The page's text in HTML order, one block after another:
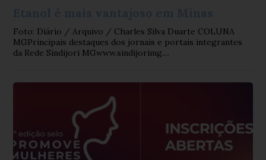
Foto: Diário / Arquivo / Charles Silva Duarte COLUNA
MGPrincipais destaques dos jornais e portais integrantes
da Rede Sindijori MGwww.sindijorimg....